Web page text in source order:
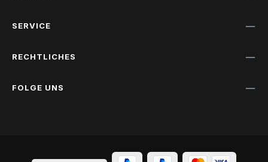
SERVICE
RECHTLICHES
FOLGE UNS